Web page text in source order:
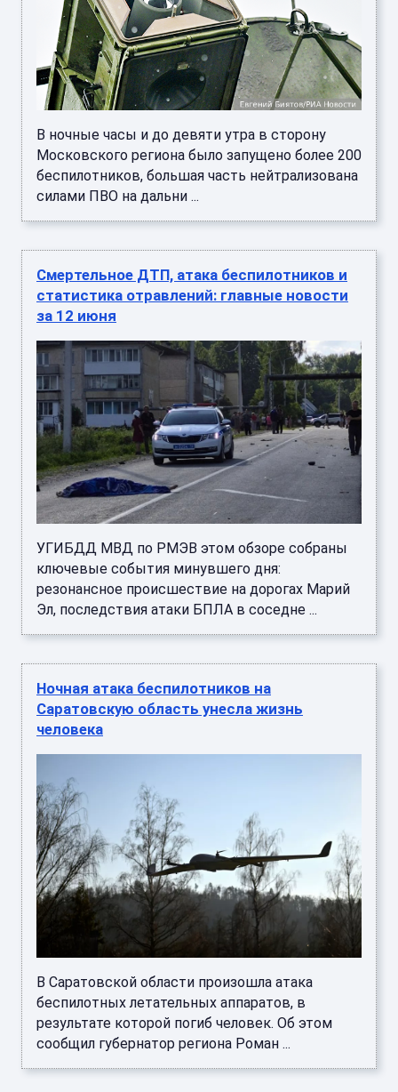
В ночные часы и до девяти утра в сторону
Московского региона было запущено более 200
беспилотников, большая часть нейтрализована
силами ПВО на дальни ...
Смертельное ДТП, атака беспилотников и
статистика отравлений: главные новости
за 12 июня
УГИБДД МВД по РМЭВ этом обзоре собраны
ключевые события минувшего дня:
резонансное происшествие на дорогах Марий
Эл, последствия атаки БПЛА в соседне ...
Ночная атака беспилотников на
Саратовскую область унесла жизнь
человека
В Саратовской области произошла атака
беспилотных летательных аппаратов, в
результате которой погиб человек. Об этом
сообщил губернатор региона Роман ...